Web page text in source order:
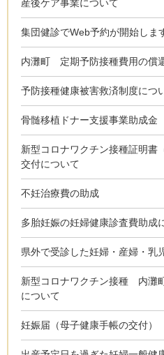
産後ケア事業について
集団健診でWeb予約が開始しま
内灘町 定期予防接種費用の償
予防接種健康被害救済制度につ
骨髄移植ドナー支援事業助成金
新型コロナワクチン接種証明書
交付について
不妊治療費の助成
多胎妊娠の妊婦健康診査費助成
県外で受診した妊婦・産婦・乳
新型コロナワクチン接種 内灘
について
妊娠届（母子健康手帳の交付）